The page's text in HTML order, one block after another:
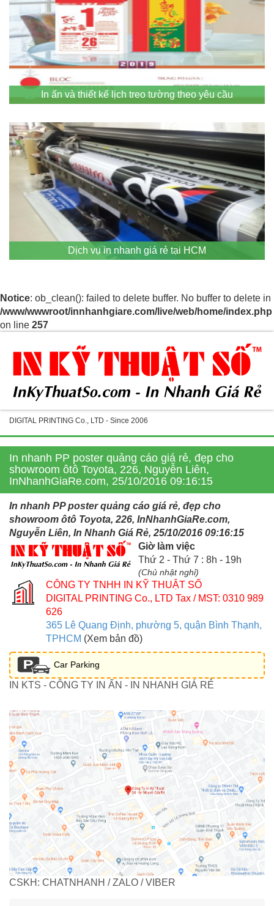
In ấn và thiết kế lịch treo tường theo yêu cầu
Dịch vụ in nhanh giá rẻ tại HCM
Notice: ob_clean(): failed to delete buffer. No buffer to delete in
/www/wwwroot/innhanhgiare.com/live/web/home/index.php
on line 257
DIGITAL PRINTING Co., LTD - Since 2006
In nhanh PP poster quảng cáo giá rẻ, đẹp cho
showroom ôtô Toyota, 226, Nguyễn Liên,
InNhanhGiaRe.com, 25/10/2016 09:16:15
In nhanh PP poster quảng cáo giá rẻ, đẹp cho
showroom ôtô Toyota, 226, InNhanhGiaRe.com,
Nguyễn Liên, In Nhanh Giá Rẻ, 25/10/2016 09:16:15
Giờ làm việc
Thứ 2 - Thứ 7 : 8h - 19h
(Chủ nhật nghỉ)
CÔNG TY TNHH IN KỸ THUẬT SỐ
DIGITAL PRINTING Co., LTD Tax / MST: 0310 989
626
365 Lê Quang Định, phường 5, quận Bình Thạnh,
TPHCM (Xem bản đồ)
Car Parking
IN KTS - CÔNG TY IN ẤN - IN NHANH GIÁ RẺ
CSKH: CHATNHANH / ZALO / VIBER